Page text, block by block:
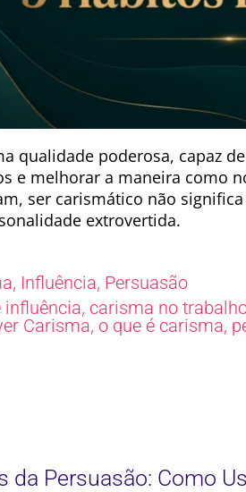
qualidade poderosa, capaz
e melhorar a maneira como
ser carismático não
extrovertida.
, Influência, Persuasão
influência, carisma no
Carisma, o que é carisma,
da Persuasão: Como